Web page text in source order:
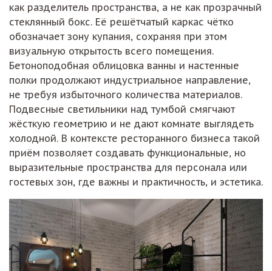
как разделитель пространства, а не как прозрачный
стеклянный бокс. Её решётчатый каркас чётко
обозначает зону купания, сохраняя при этом
визуальную открытость всего помещения.
Бетоноподобная облицовка ванны и настенные
полки продолжают индустриальное направление,
не требуя избыточного количества материалов.
Подвесные светильники над тумбой смягчают
жёсткую геометрию и не дают комнате выглядеть
холодной. В контексте ресторанного бизнеса такой
приём позволяет создавать функциональные, но
выразительные пространства для персонала или
гостевых зон, где важны и практичность, и эстетика.